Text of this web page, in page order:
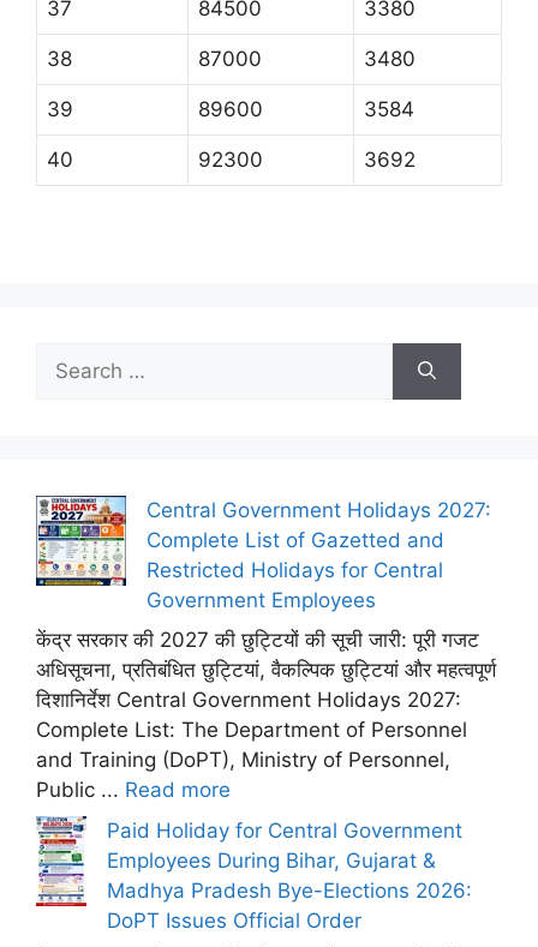
37 84500 3380
38 87000 3480
39 89600 3584
40 92300 3692
for:
Central Government Holidays 2027:
Complete List of Gazetted and
Restricted Holidays for Central
Government Employees
केंद्र सरकार की 2027 की छुट्टियों की सूची जारी: पूरी गजट
अधिसूचना, प्रतिबंधित छुट्टियां, वैकल्पिक छुट्टियां और महत्वपूर्ण
दिशानिर्देश Central Government Holidays 2027:
Complete List: The Department of Personnel
and Training (DoPT), Ministry of Personnel,
Public ... Read more
Paid Holiday for Central Government
Employees During Bihar, Gujarat &
Madhya Pradesh Bye-Elections 2026:
DoPT Issues Official Order